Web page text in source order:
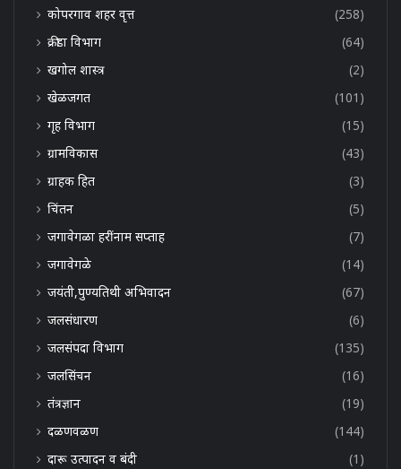
कोपरगाव शहर वृत्त
(258)
क्रीडा विभाग
(64)
खगोल शास्त्र
(2)
खेळजगत
(101)
गृह विभाग
(15)
ग्रामविकास
(43)
ग्राहक हित
(3)
चिंतन
(5)
जगावेगळा हरींनाम सप्ताह
(7)
जगावेगळे
(14)
जयंती,पुण्यतिथी अभिवादन
(67)
जलसंधारण
(6)
जलसंपदा विभाग
(135)
जलसिंचन
(16)
तंत्रज्ञान
(19)
दळणवळण
(144)
दारू उत्पादन व बंदी
(1)